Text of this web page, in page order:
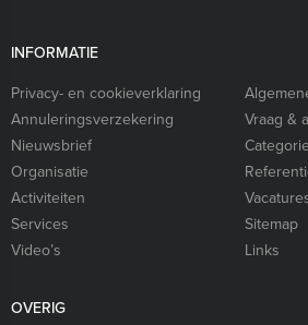
INFORMATIE
Privacy- en cookieverklaring
Annuleringsverzekering
Vraag &
Nieuwsbrief
Organisatie
Activiteiten
Services
Sitemap
Video’s
Links
OVERIG